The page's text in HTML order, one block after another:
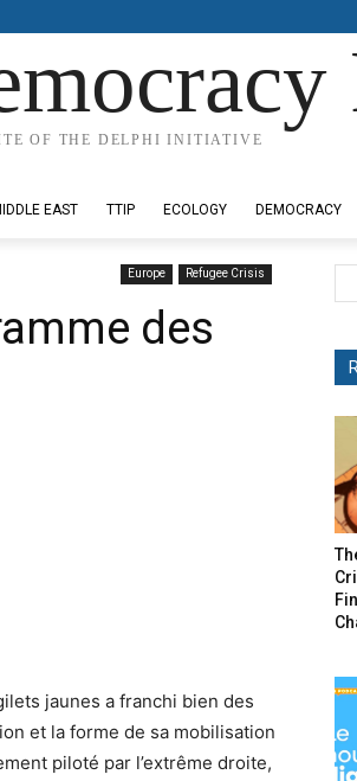
OF THE DELPHI INITIATIVE
EAST TTIP ECOLOGY DEMOCRACY
Europe Refugee Crisis
des
jaunes a franchi bien des
et la forme de sa mobilisation
piloté par l’extrême droite,